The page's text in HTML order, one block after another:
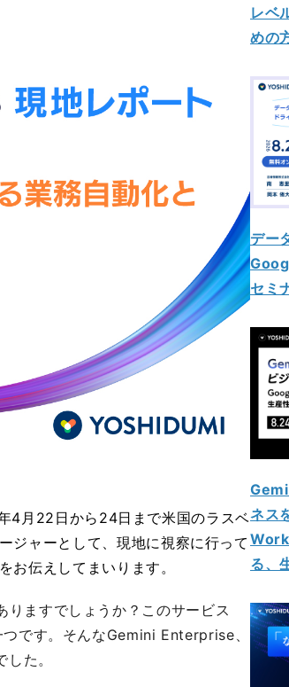
月22日から24日まで米国のラスベ
ジャーとして、現地に視察に行って
お伝えしてまいります。
ますでしょうか？このサービス
です。そんなGemini Enterprise、
た。
レベ
めの
デー
セミ
ネス
る、